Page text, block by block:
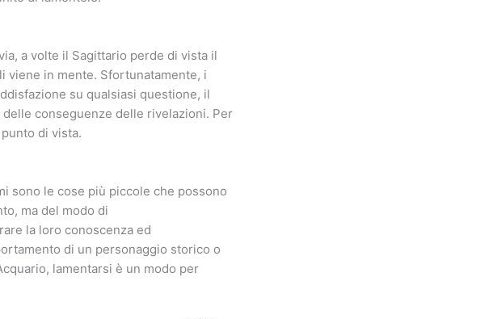
a volte il Sagittario perde di vista il
viene in mente. Sfortunatamente, i
su qualsiasi questione, il
conseguenze delle rivelazioni. Per
di vista.
sono le cose più piccole che possono
ma del modo di
la loro conoscenza ed
di un personaggio storico o
lamentarsi è un modo per